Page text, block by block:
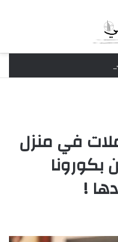
دولار
في منزل
بكورونا
!